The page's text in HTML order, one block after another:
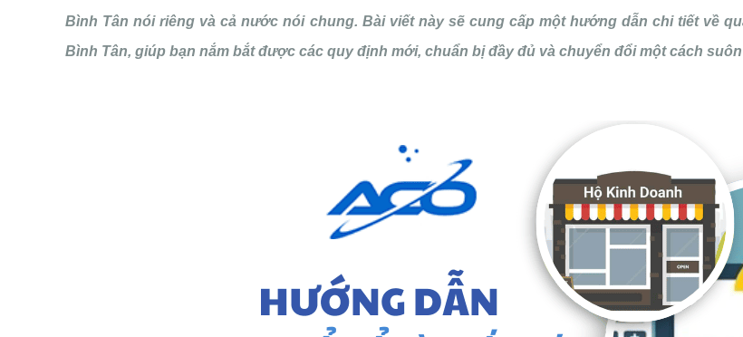
Bình Tân nói riêng và cả nước nói chung. Bài viết này sẽ cung cấp một hướng dẫn chi tiết về
Bình Tân, giúp bạn nắm bắt được các quy định mới, chuẩn bị đầy đủ và chuyển đổi một cách suôn